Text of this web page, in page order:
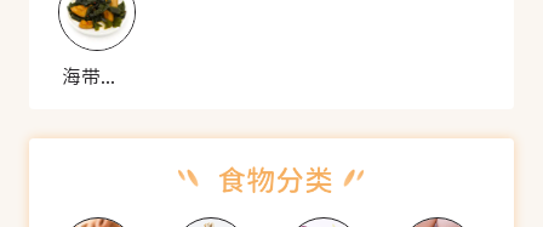
海带酥肉